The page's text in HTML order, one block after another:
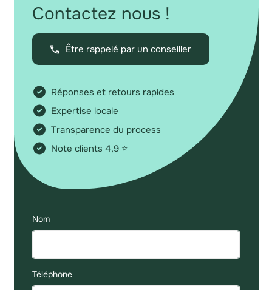
Contactez nous !
Être rappelé par un conseiller
Réponses et retours rapides
Expertise locale
Transparence du process
Note clients 4,9 ⭐
Nom
Téléphone